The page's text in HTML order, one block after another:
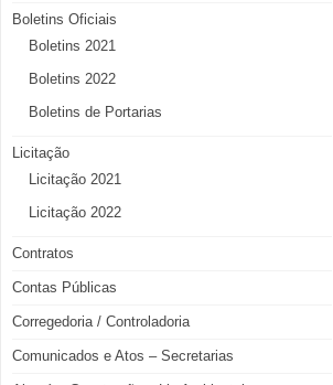
Boletins Oficiais
Boletins 2021
Boletins 2022
Boletins de Portarias
Licitação
Licitação 2021
Licitação 2022
Contratos
Contas Públicas
Corregedoria / Controladoria
Comunicados e Atos – Secretarias